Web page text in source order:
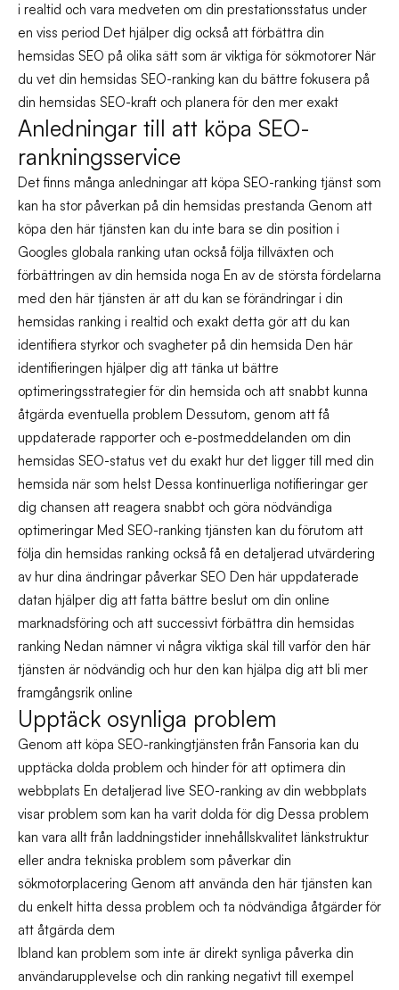
i realtid och vara medveten om din prestationsstatus under
en viss period Det hjälper dig också att förbättra din
hemsidas SEO på olika sätt som är viktiga för sökmotorer När
du vet din hemsidas SEO-ranking kan du bättre fokusera på
din hemsidas SEO-kraft och planera för den mer exakt
Anledningar till att köpa SEO-
rankningsservice
Det finns många anledningar att köpa SEO-ranking tjänst som
kan ha stor påverkan på din hemsidas prestanda Genom att
köpa den här tjänsten kan du inte bara se din position i
Googles globala ranking utan också följa tillväxten och
förbättringen av din hemsida noga En av de största fördelarna
med den här tjänsten är att du kan se förändringar i din
hemsidas ranking i realtid och exakt detta gör att du kan
identifiera styrkor och svagheter på din hemsida Den här
identifieringen hjälper dig att tänka ut bättre
optimeringsstrategier för din hemsida och att snabbt kunna
åtgärda eventuella problem Dessutom, genom att få
uppdaterade rapporter och e-postmeddelanden om din
hemsidas SEO-status vet du exakt hur det ligger till med din
hemsida när som helst Dessa kontinuerliga notifieringar ger
dig chansen att reagera snabbt och göra nödvändiga
optimeringar Med SEO-ranking tjänsten kan du förutom att
följa din hemsidas ranking också få en detaljerad utvärdering
av hur dina ändringar påverkar SEO Den här uppdaterade
datan hjälper dig att fatta bättre beslut om din online
marknadsföring och att successivt förbättra din hemsidas
ranking Nedan nämner vi några viktiga skäl till varför den här
tjänsten är nödvändig och hur den kan hjälpa dig att bli mer
framgångsrik online
Upptäck osynliga problem
Genom att köpa SEO-rankingtjänsten från Fansoria kan du
upptäcka dolda problem och hinder för att optimera din
webbplats En detaljerad live SEO-ranking av din webbplats
visar problem som kan ha varit dolda för dig Dessa problem
kan vara allt från laddningstider innehållskvalitet länkstruktur
eller andra tekniska problem som påverkar din
sökmotorplacering Genom att använda den här tjänsten kan
du enkelt hitta dessa problem och ta nödvändiga åtgärder för
att åtgärda dem
Ibland kan problem som inte är direkt synliga påverka din
användarupplevelse och din ranking negativt till exempel